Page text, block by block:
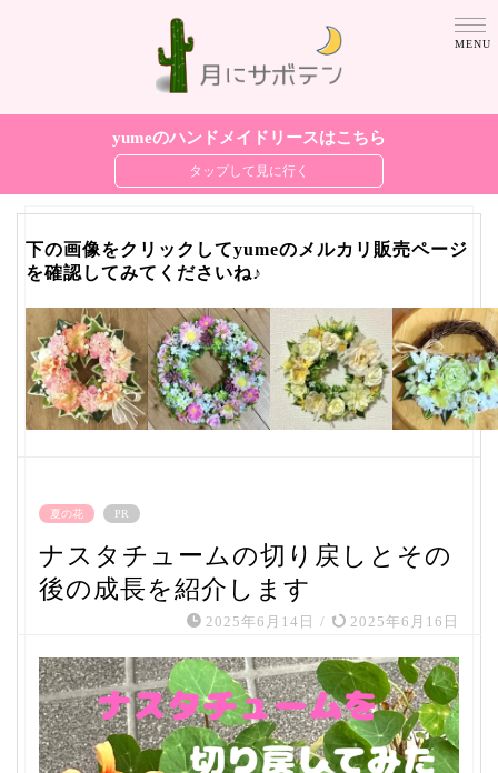
yumeのハンドメイドリースはこちら
下の画像をクリックしてyumeのメルカリ販売ページ
を確認してみてくださいね♪
夏の花 PR
ナスタチュームの切り戻しとその
後の成長を紹介します
2025年6月14日 / 2025年6月16日